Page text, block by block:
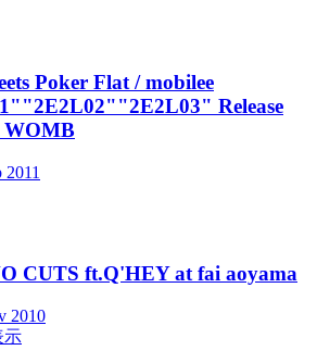
Poker Flat / mobilee
Release
WOMB
CUTS ft.Q'HEY at fai aoyama
2010
示